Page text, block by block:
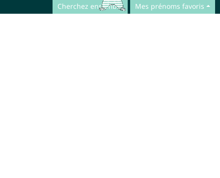
Cherchez ensemble Mes prénoms favoris